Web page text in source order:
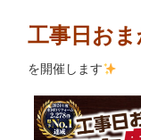
工事日お
を開催します